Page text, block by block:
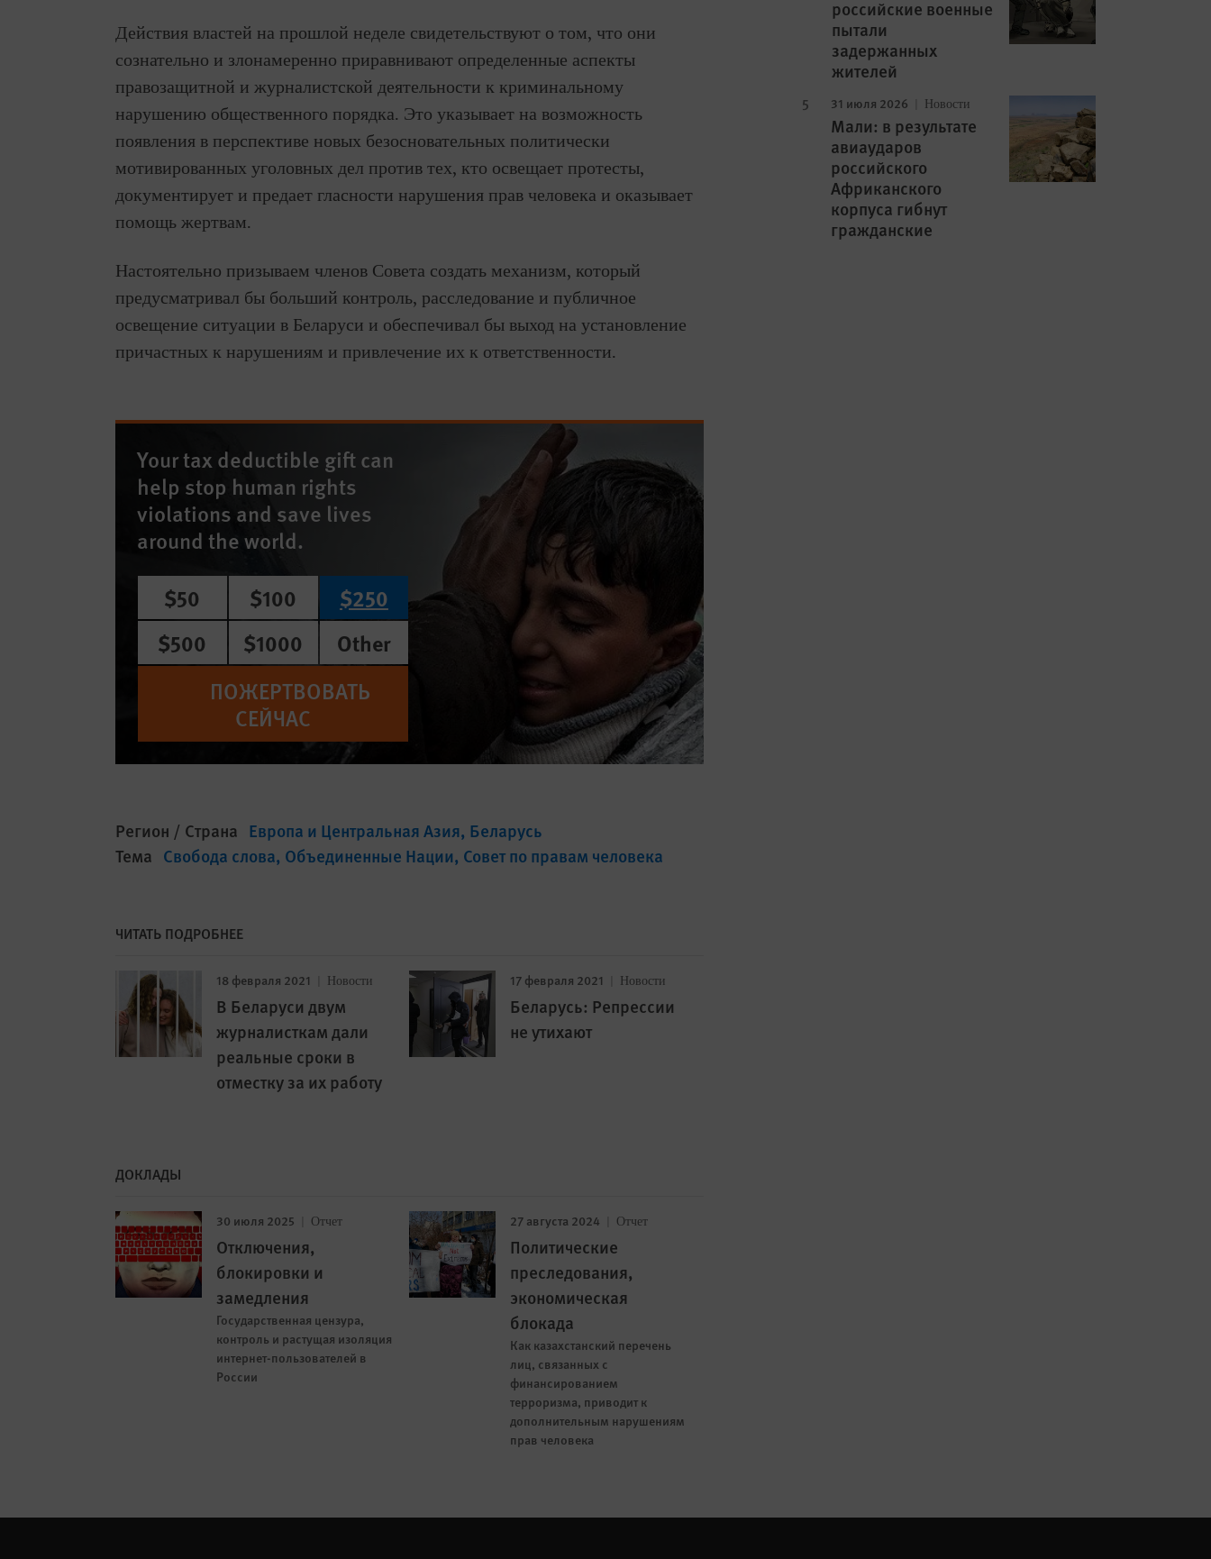
Действия властей на прошлой неделе свидетельствуют о том, что они
сознательно и злонамеренно приравнивают определенные аспекты
правозащитной и журналистской деятельности к криминальному
нарушению общественного порядка. Это указывает на возможность
появления в перспективе новых безосновательных политически
мотивированных уголовных дел против тех, кто освещает протесты,
документирует и предает гласности нарушения прав человека и оказывает
помощь жертвам.
Настоятельно призываем членов Совета создать механизм, который
предусматривал бы больший контроль, расследование и публичное
освещение ситуации в Беларуси и обеспечивал бы выход на установление
причастных к нарушениям и привлечение их к ответственности.
Your tax deductible gift can
help stop human rights
violations and save lives
around the world.
$50
$100
$250
$500
$1000
Other
ПОЖЕРТВОВАТЬ
СЕЙЧАС
Регион / Страна Европа и Центральная Азия Беларусь
Тема Свобода слова Объединенные Нации Совет по правам человека
ЧИТАТЬ ПОДРОБНЕЕ
18 февраля 2021 Новости
В Беларуси двум
журналисткам дали
реальные сроки в
отместку за их работу
17 февраля 2021 Новости
Беларусь: Репрессии
не утихают
ДОКЛАДЫ
30 июля 2025 Отчет
Отключения,
блокировки и
замедления
Государственная цензура,
контроль и растущая изоляция
интернет-пользователей в
России
27 августа 2024 Отчет
Политические
преследования,
экономическая
блокада
Как казахстанский перечень
лиц, связанных с
финансированием
терроризма, приводит к
дополнительным нарушениям
прав человека
российские военные
пытали
задержанных
жителей
31 июля 2026 Новости
Мали: в результате
авиаударов
российского
Африканского
корпуса гибнут
гражданские